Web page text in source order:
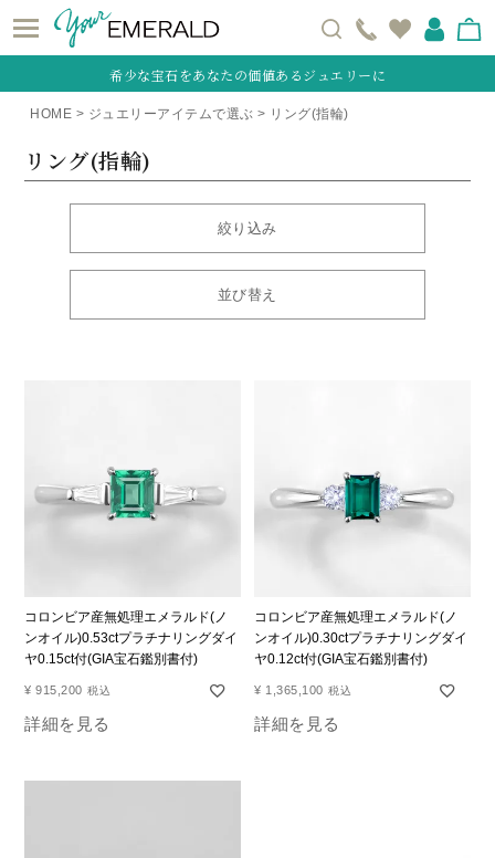
希少な宝石をあなたの価値あるジュエリーに
HOME ジュエリーアイテムで選ぶ リング(指輪)
リング(指輪)
絞り込み
並び替え
コロンビア産無処理エメラルド(ノ
ンオイル)0.53ctプラチナリングダイ
ヤ0.15ct付(GIA宝石鑑別書付)
¥ 915,200 税込
詳細を見る
コロンビア産無処理エメラルド(ノ
ンオイル)0.30ctプラチナリングダイ
ヤ0.12ct付(GIA宝石鑑別書付)
¥ 1,365,100 税込
詳細を見る